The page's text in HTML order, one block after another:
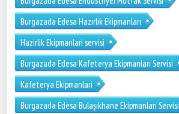
Burgazada Edesa Hazırlık Ekipmanları
Hazirlik Ekipmanlari servisi
Burgazada Edesa Kafeterya Ekipmanları Servisi
Kafeterya Ekipmanlari
Burgazada Edesa Bulaşıkhane Ekipmanları Servisi